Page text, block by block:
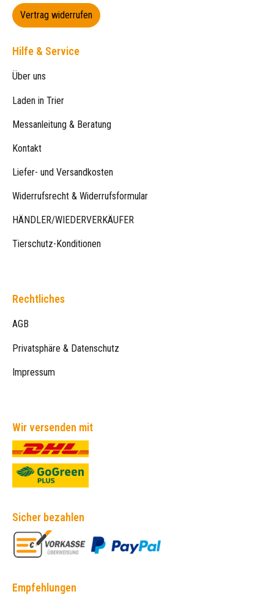
Vertrag widerrufen
Hilfe & Service
Über uns
Laden in Trier
Messanleitung & Beratung
Kontakt
Liefer- und Versandkosten
Widerrufsrecht & Widerrufsformular
HÄNDLER/WIEDERVERKÄUFER
Tierschutz-Konditionen
Rechtliches
AGB
Privatsphäre & Datenschutz
Impressum
Wir versenden mit
Sicher bezahlen
Empfehlungen